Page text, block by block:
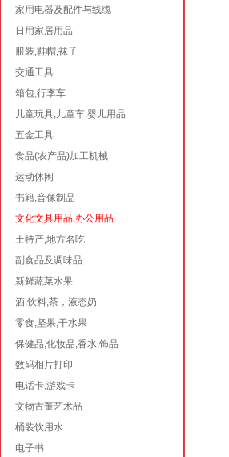
家用电器及配件与线缆
日用家居用品
服装,鞋帽,袜子
交通工具
箱包,行李车
儿童玩具,儿童车,婴儿用品
五金工具
食品(农产品)加工机械
运动休闲
书籍,音像制品
文化文具用品,办公用品
土特产,地方名吃
副食品及调味品
新鲜蔬菜水果
酒,饮料,茶，液态奶
零食,坚果,干水果
保健品,化妆品,香水,饰品
数码相片打印
电话卡,游戏卡
文物古董艺术品
桶装饮用水
电子书